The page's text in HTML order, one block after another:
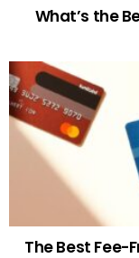
What’s the
The Best Fee-